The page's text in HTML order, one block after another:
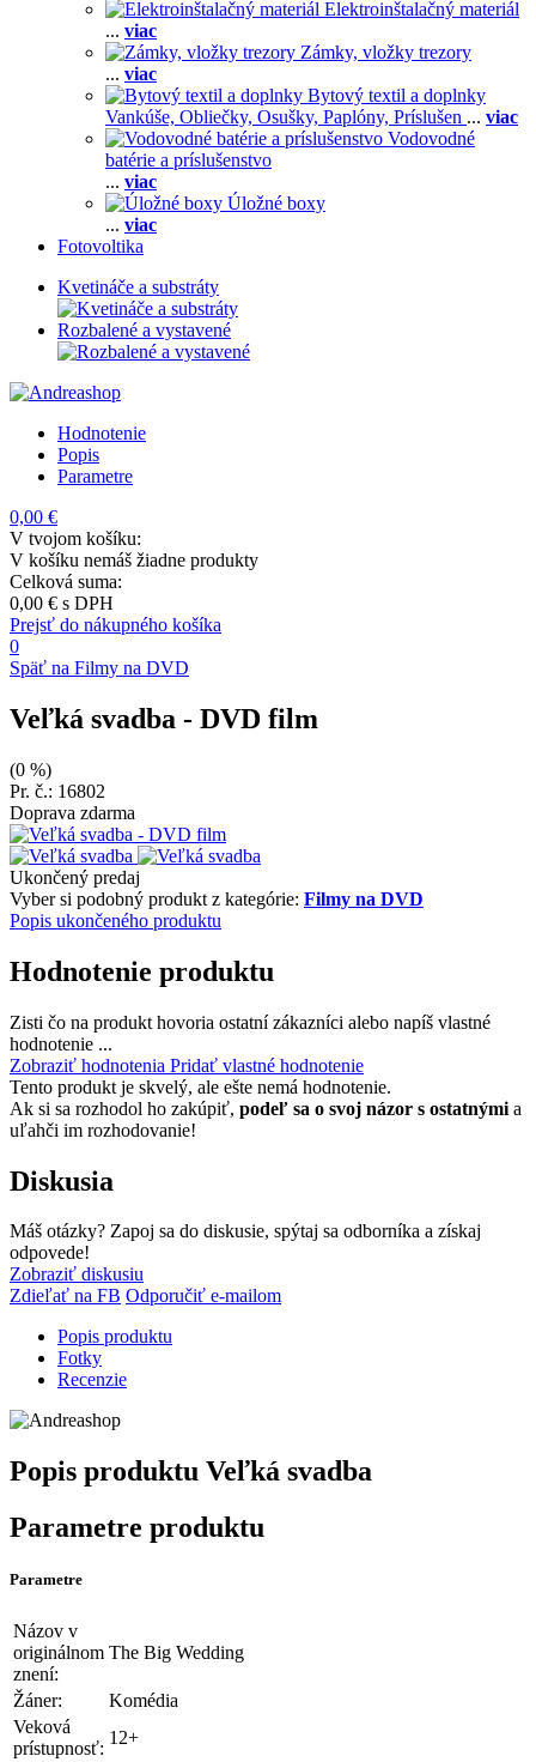
Elektroinštalačný materiál
... viac
Zámky, vložky trezory
... viac
Bytový textil a doplnky
Vankúše, Obliečky, Osušky, Paplóny, Príslušen ... viac
Vodovodné
batérie a príslušenstvo
... viac
Úložné boxy
... viac
Fotovoltika
Kvetináče a substráty
Rozbalené a vystavené
Hodnotenie
Popis
Parametre
0,00 €
V tvojom košíku:
V košíku nemáš žiadne produkty
Celková suma:
0,00 € s DPH
Prejsť do nákupného košíka
0
Späť na Filmy na DVD
Veľká svadba - DVD film
(0 %)
Pr. č.: 16802
Doprava zdarma
Ukončený predaj
Vyber si podobný produkt z kategórie: Filmy na DVD
Popis ukončeného produktu
Hodnotenie produktu
Zisti čo na produkt hovoria ostatní zákazníci alebo napíš vlastné
hodnotenie ...
Zobraziť hodnotenia Pridať vlastné hodnotenie
Tento produkt je skvelý, ale ešte nemá hodnotenie.
Ak si sa rozhodol ho zakúpiť, podeľ sa o svoj názor s ostatnými a
uľahči im rozhodovanie!
Diskusia
Máš otázky? Zapoj sa do diskusie, spýtaj sa odborníka a získaj
odpovede!
Zobraziť diskusiu
Zdieľať na FB Odporučiť e-mailom
Popis produktu
Fotky
Recenzie
Popis produktu Veľká svadba
Parametre produktu
Parametre
Názov v
originálnom
znení:
The Big Wedding
Žáner:
Komédia
Veková
prístupnosť:
12+